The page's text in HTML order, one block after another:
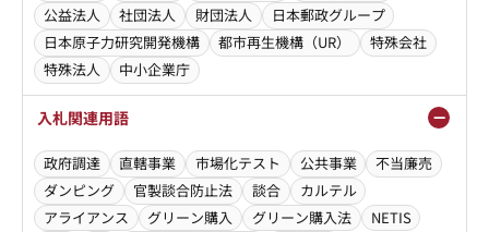
公益法人
社団法人 財団法人
日本郵政グループ
日本原子力研究開発機構
都市再生機構（UR）
特殊会社
特殊法人
中小企業庁
入札関連用語
政府調達 直轄事業 市場化テスト 公共事業
不当廉売
ダンピング
官製談合防止法 談合
カルテル
アライアンス
グリーン購入 グリーン購入法
NETIS